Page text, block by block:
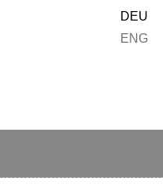
DEU
ENG